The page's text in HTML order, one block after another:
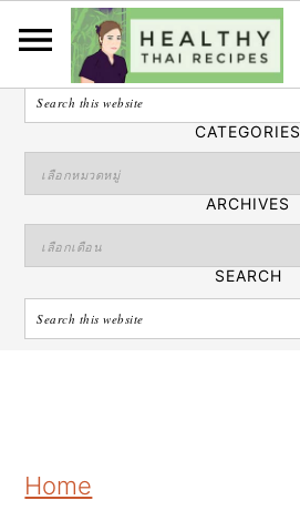
ไทย
SEARCH
CATEGORIES
ARCHIVES
SEARCH
k
k
k
Home